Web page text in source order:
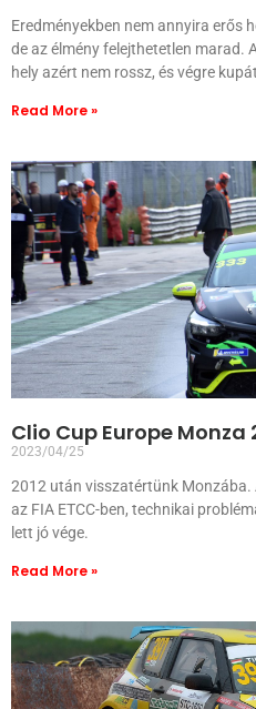
Eredményekben nem annyira erős
de az élmény felejthetetlen
hely azért nem rossz, és végre kupát
Read More »
Clio Cup Europe Monza
2023/04/25
2012 után visszatértünk
az FIA ETCC-ben, technikai
lett jó vége.
Read More »